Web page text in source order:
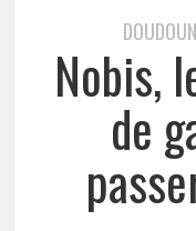
Nobis,
de